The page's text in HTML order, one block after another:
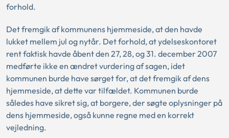
forhold.
Det fremgik af kommunens hjemmeside, at den havde
lukket mellem jul og nytår. Det forhold, at ydelseskontoret
rent faktisk havde åbent den 27, 28, og 31. december 2007
medførte ikke en ændret vurdering af sagen, idet
kommunen burde have sørget for, at det fremgik af dens
hjemmeside, at dette var tilfældet. Kommunen burde
således have sikret sig, at borgere, der søgte oplysninger på
dens hjemmeside, også kunne regne med en korrekt
vejledning.